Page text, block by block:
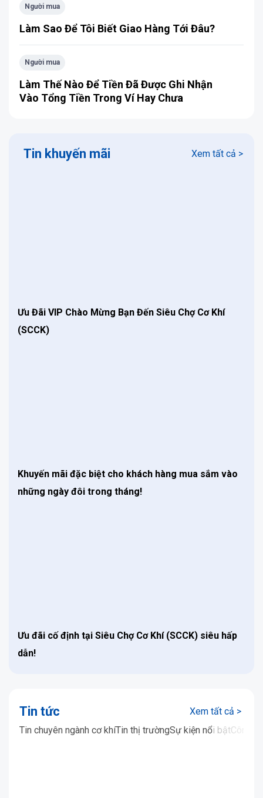
Người mua
Làm Sao Để Tôi Biết Giao Hàng Tới Đâu?
Người mua
Làm Thế Nào Để Tiền Đã Được Ghi Nhận
Vào Tổng Tiền Trong Ví Hay Chưa
Tin khuyến mãi Xem tất cả >
Ưu Đãi VIP Chào Mừng Bạn Đến Siêu Chợ Cơ Khí
(SCCK)
Khuyến mãi đặc biệt cho khách hàng mua sắm vào
những ngày đôi trong tháng!
Ưu đãi cố định tại Siêu Chợ Cơ Khí (SCCK) siêu hấp
dẫn!
Tin tức
Xem tất cả >
Tin chuyên ngành cơ khíTin thị trườngSự kiện nổi bậtCông